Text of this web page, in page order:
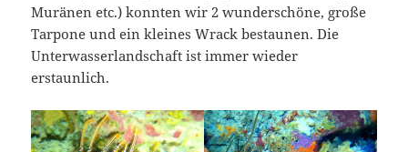
Muränen etc.) konnten wir 2 wunderschöne, große
Tarpone und ein kleines Wrack bestaunen. Die
Unterwasserlandschaft ist immer wieder
erstaunlich.